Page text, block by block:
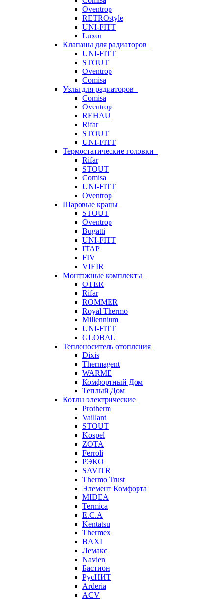
Oventrop
RETROstyle
UNI-FITT
Luxor
Клапаны для радиаторов
UNI-FITT
STOUT
Oventrop
Comisa
Узлы для радиаторов
Comisa
Oventrop
REHAU
Rifar
STOUT
UNI-FITT
Термостатические головки
Rifar
STOUT
Comisa
UNI-FITT
Oventrop
Шаровые краны
STOUT
Oventrop
Bugatti
UNI-FITT
ITAP
FIV
VIEIR
Монтажные комплекты
OTER
Rifar
ROMMER
Royal Thermo
Millennium
UNI-FITT
GLOBAL
Теплоноситель отопления
Dixis
Thermagent
WARME
Комфортный Дом
Теплый Дом
Котлы электрические
Protherm
Vaillant
STOUT
Kospel
ZOTA
Ferroli
РЭКО
SAVITR
Thermo Trust
Элемент Комфорта
MIDEA
Termica
E.C.A
Kentatsu
Thermex
BAXI
Лемакс
Navien
Бастион
РусНИТ
Arderia
ACV